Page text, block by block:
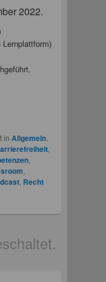
2022.
in Allgemein,
,
,
, Recht